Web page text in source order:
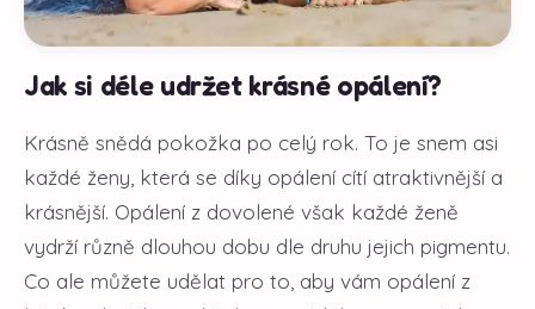
Jak si déle udržet krásné opálení?
Krásně snědá pokožka po celý rok. To je snem asi
každé ženy, která se díky opálení cítí atraktivnější a
krásnější. Opálení z dovolené však každé ženě
vydrží různě dlouhou dobu dle druhu jejich pigmentu.
Co ale můžete udělat pro to, aby vám opálení z